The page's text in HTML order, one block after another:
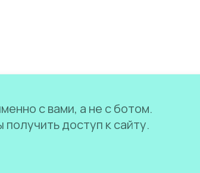
с вами, а не с ботом.
доступ к сайту.